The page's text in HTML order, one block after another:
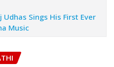
Sings His First Ever
Music